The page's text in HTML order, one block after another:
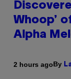
Whoop’
Alpha
2 hours agoBy